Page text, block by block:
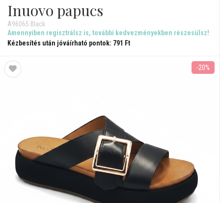
Inuovo papucs
A96065 Black
Amennyiben regisztrálsz is, további kedvezményekben részesülsz!
Kézbesítés után jóváírható pontok: 791 Ft
-20%